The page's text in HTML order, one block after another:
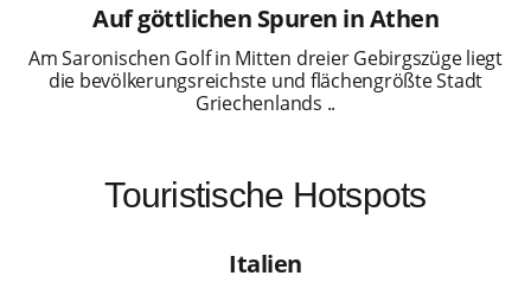
Auf göttlichen Spuren in Athen
Am Saronischen Golf in Mitten dreier Gebirgszüge liegt
die bevölkerungsreichste und flächengrößte Stadt
Griechenlands ..
Touristische Hotspots
Italien